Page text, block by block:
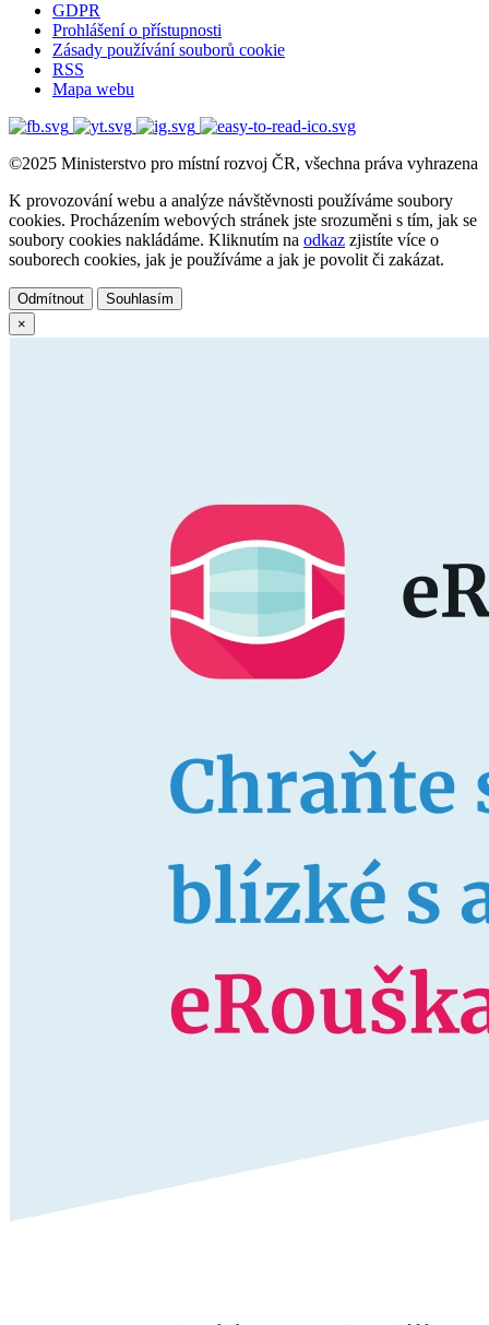
GDPR
Prohlášení o přístupnosti
Zásady používání souborů cookie
RSS
Mapa webu
©2025 Ministerstvo pro místní rozvoj ČR, všechna práva vyhrazena
K provozování webu a analýze návštěvnosti používáme soubory
cookies. Procházením webových stránek jste srozuměni s tím, jak se
soubory cookies nakládáme. Kliknutím na odkaz zjistíte více o
souborech cookies, jak je používáme a jak je povolit či zakázat.
Odmítnout
Souhlasím
×